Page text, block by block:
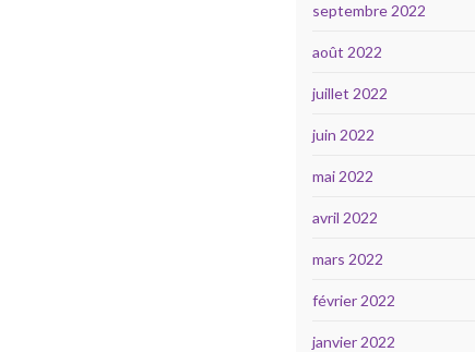
septembre 2022
août 2022
juillet 2022
juin 2022
mai 2022
avril 2022
mars 2022
février 2022
janvier 2022